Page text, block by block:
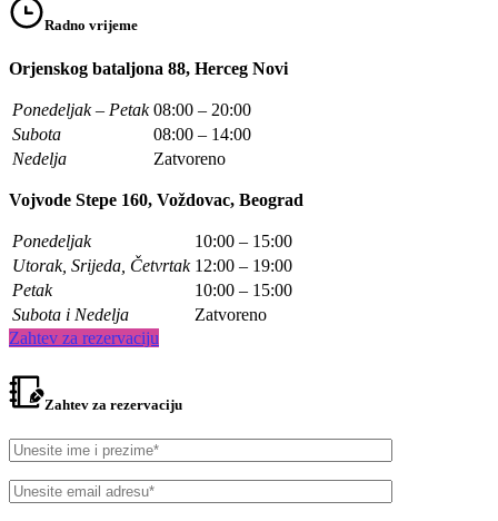
Radno vrijeme
Orjenskog bataljona 88, Herceg Novi
Ponedeljak – Petak 08:00 – 20:00
Subota
08:00 – 14:00
Nedelja
Zatvoreno
Vojvode Stepe 160, Voždovac, Beograd
Ponedeljak
10:00 – 15:00
Utorak, Srijeda, Četvrtak 12:00 – 19:00
Petak
10:00 – 15:00
Subota i Nedelja
Zatvoreno
Zahtev za rezervaciju
Zahtev za rezervaciju